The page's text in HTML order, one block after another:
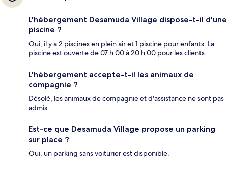
L'hébergement Desamuda Village dispose-t-il d'une
piscine ?
Oui, il y a 2 piscines en plein air et 1 piscine pour enfants. La
piscine est ouverte de 07 h 00 à 20 h 00 pour les clients.
L'hébergement accepte-t-il les animaux de
compagnie ?
Désolé, les animaux de compagnie et d'assistance ne sont pas
admis.
Est-ce que Desamuda Village propose un parking
sur place ?
Oui, un parking sans voiturier est disponible.